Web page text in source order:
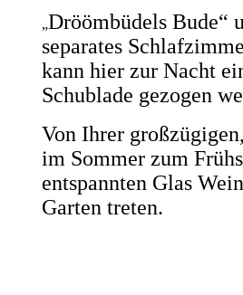
„Dröömbüdels Bude“
separates
kann hier zur Nacht
Schublade gezogen
Von Ihrer
im Sommer zum
entspannten Glas
Garten treten.